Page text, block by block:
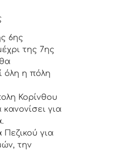
6ης
της 7ης
όλη η πόλη
Κορίνθου
για
για
την